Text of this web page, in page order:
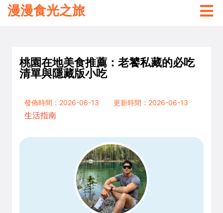
漫漫食光之旅
桃園在地美食推薦：老饕私藏的必吃
清單與隱藏版小吃
發佈時間：2026-06-13
更新時間：2026-06-13
生活指南